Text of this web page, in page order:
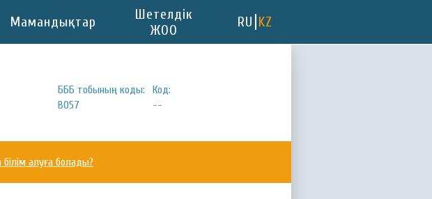
Мамандықтар
Шетелдік
ЖОО
RU KZ
БББ тобының коды:
B057
Код:
--
білім алуға болады?